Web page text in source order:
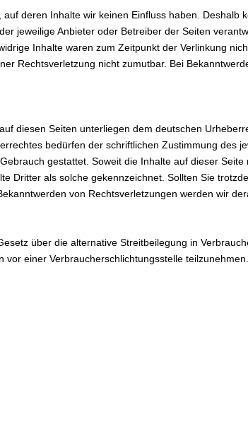
deren Inhalte wir keinen Einfluss haben.
jeweilige Anbieter oder Betreiber der Seiten
Inhalte waren zum Zeitpunkt der Verlinkung
Rechtsverletzung nicht zumutbar. Bei
diesen Seiten unterliegen dem deutschen
bedürfen der schriftlichen Zustimmung des
gestattet. Soweit die Inhalte auf dieser
Dritter als solche gekennzeichnet. Sollten Sie
von Rechtsverletzungen werden wir
über die alternative Streitbeilegung in
einer Verbraucherschlichtungsstelle teilzunehmen.